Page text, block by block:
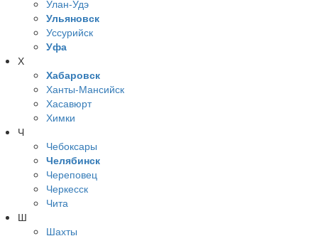
Улан-Удэ
Ульяновск
Уссурийск
Уфа
Х
Хабаровск
Ханты-Мансийск
Хасавюрт
Химки
Ч
Чебоксары
Челябинск
Череповец
Черкесск
Чита
Ш
Шахты